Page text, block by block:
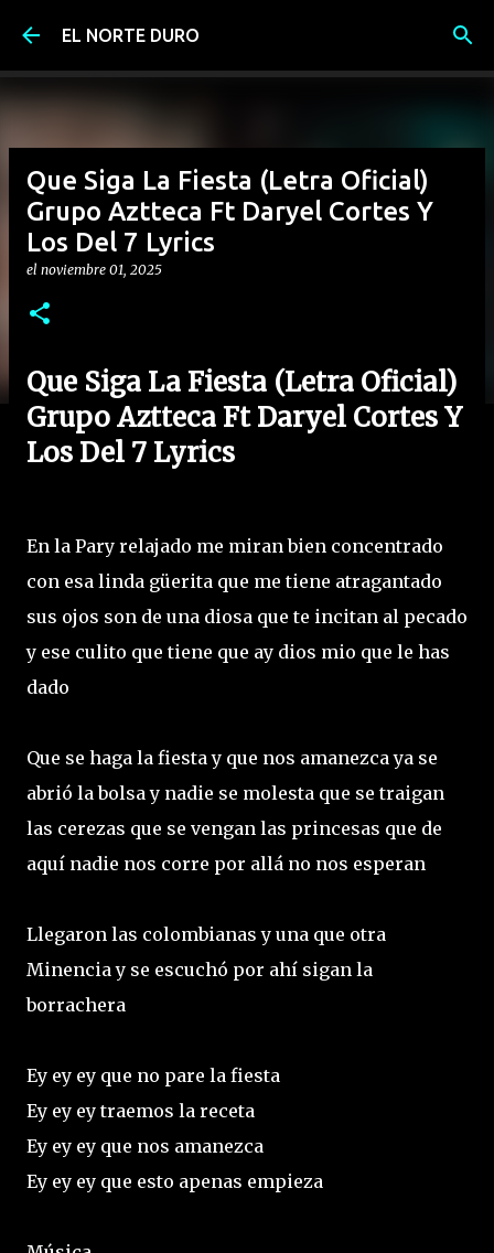
Ir al contenido principal
EL NORTE DURO
Que Siga La Fiesta (Letra Oficial)
Grupo Aztteca Ft Daryel Cortes Y
Los Del 7 Lyrics
el noviembre 01, 2025
Que Siga La Fiesta (Letra Oficial)
Grupo Aztteca Ft Daryel Cortes Y
Los Del 7 Lyrics
En la Pary relajado me miran bien concentrado
con esa linda güerita que me tiene atragantado
sus ojos son de una diosa que te incitan al pecado
y ese culito que tiene que ay dios mio que le has
dado
Que se haga la fiesta y que nos amanezca ya se
abrió la bolsa y nadie se molesta que se traigan
las cerezas que se vengan las princesas que de
aquí nadie nos corre por allá no nos esperan
Llegaron las colombianas y una que otra
Minencia y se escuchó por ahí sigan la
borrachera
Ey ey ey que no pare la fiesta
Ey ey ey traemos la receta
Ey ey ey que nos amanezca
Ey ey ey que esto apenas empieza